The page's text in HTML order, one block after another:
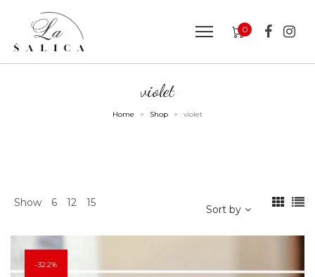
0
violet
Home > Shop > violet
Show 6 12 15
Sort by
32.2%